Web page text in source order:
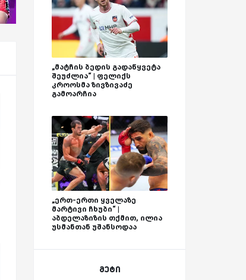
„მატჩის ბედის გადაწყვეტა
შეუძლია“ | ფელიქს
კროოსმა ზივზივაძე
გამოარჩია
„ერთ-ერთი ყველაზე
მარტივი ჩხუბი“ |
აბდელაზიზის თქმით, ილია
უსმანთან უშანსოდაა
მეტი